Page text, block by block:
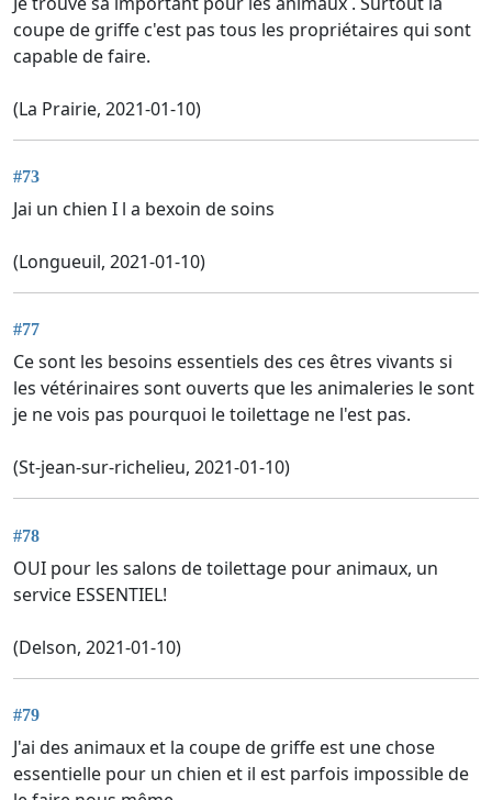
coupe de griffe c'est pas tous les propriétaires qui sont
capable de faire.
(La Prairie, 2021-01-10)
#73
Jai un chien I l a bexoin de soins
(Longueuil, 2021-01-10)
#77
Ce sont les besoins essentiels des ces êtres vivants si
les vétérinaires sont ouverts que les animaleries le sont
je ne vois pas pourquoi le toilettage ne l'est pas.
(St-jean-sur-richelieu, 2021-01-10)
#78
OUI pour les salons de toilettage pour animaux, un
service ESSENTIEL!
(Delson, 2021-01-10)
#79
J'ai des animaux et la coupe de griffe est une chose
essentielle pour un chien et il est parfois impossible de